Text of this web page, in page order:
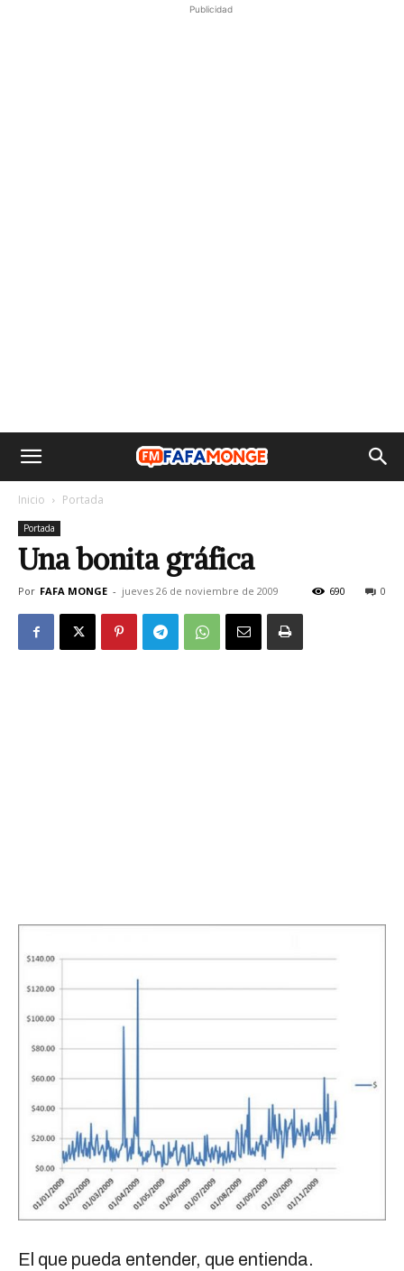
Publicidad
Inicio Portada
Portada
Una bonita gráfica
Por FAFA MONGE - jueves 26 de noviembre de 2009 0
690
El que pueda entender, que entienda.